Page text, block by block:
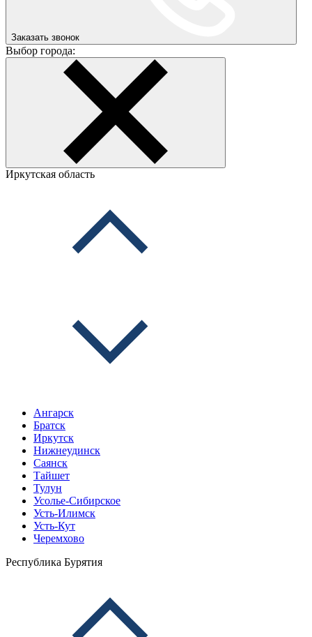
Заказать звонок
Выбор города:
Иркутская область
Ангарск
Братск
Иркутск
Нижнеудинск
Саянск
Тайшет
Тулун
Усолье-Сибирское
Усть-Илимск
Усть-Кут
Черемхово
Республика Бурятия